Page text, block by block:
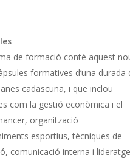
de formació conté aquest
formatives d’una durada
cadascuna, i que inclou
com la gestió econòmica i el
organització
esportius, tècniques de
comunicació interna i